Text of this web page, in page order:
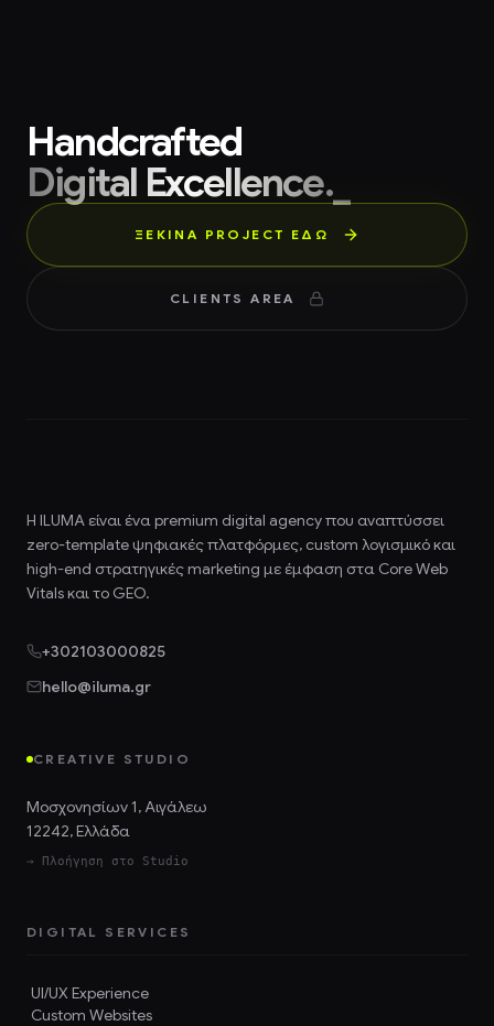
Handcrafted
Digital Excellence._
ΞΕΚΙΝΑ PROJECT ΕΔΏ
CLIENTS AREA
Η ILUMA είναι ένα premium digital agencyπου αναπτύσσει
zero-template ψηφιακές πλατφόρμες, custom λογισμικό και
high-end στρατηγικές marketing με έμφαση στα Core Web
Vitals και το GEO.
+302103000825
hello@iluma.gr
CREATIVE STUDIO
Μοσχονησίων 1, Αιγάλεω
12242, Ελλάδα
→ Πλοήγηση στο Studio
DIGITAL SERVICES
UI/UX Experience
Custom Websites